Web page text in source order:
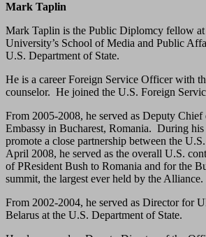
Mark Taplin
Mark Taplin is the Public Diplomcy fellow at
University’s School of Media and Public
U.S. Department of State.
He is a career Foreign Service Officer with
counselor. He joined the U.S. Foreign
From 2005-2008, he served as Deputy
Embassy in Bucharest, Romania. During his
promote a close partnership between the
April 2008, he served as the overall U.S.
of PResident Bush to Romania and for the
summit, the largest ever held by the Alliance.
From 2002-2004, he served as Director for
Belarus at the U.S. Department of State.